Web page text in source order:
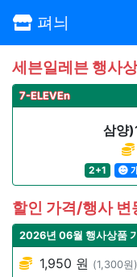
펴늬
세븐일레븐 행사
7-ELEVEn
삼양
2+1
할인 가격/행사 변
2026년 06월 행사상품
1,950 원 (1,300원)